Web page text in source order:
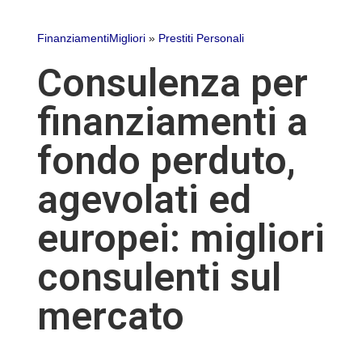
FinanziamentiMigliori» Prestiti Personali
Consulenza per
finanziamenti a
fondo perduto,
agevolati ed
europei: migliori
consulenti sul
mercato